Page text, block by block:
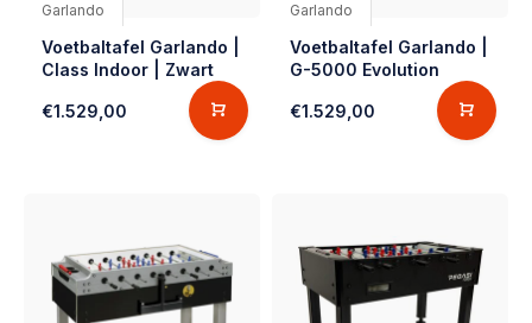
Garlando
Voetbaltafel Garlando |
Class Indoor | Zwart
€1.529,00
Garlando
Voetbaltafel Garlando |
G-5000 Evolution
€1.529,00